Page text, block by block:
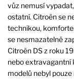
vůz nemusí
ostatní. Citroën se
technikou,
se nesmazatelně
Citroën DS z roku
nebo extravagantní
modelů nebyl